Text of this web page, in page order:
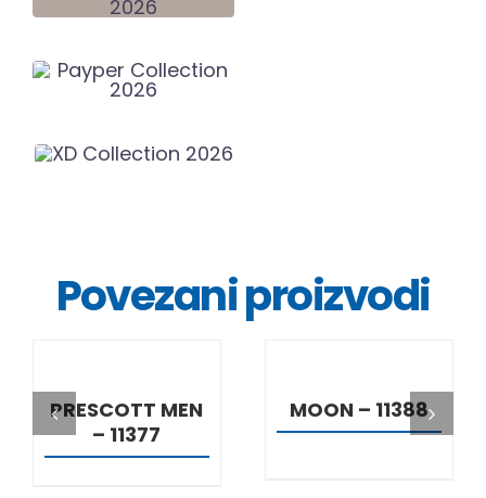
Povezani proizvodi
PRESCOTT MEN
– 11377
MOON – 11388